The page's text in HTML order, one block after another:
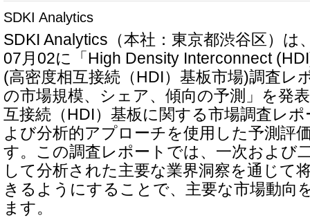
SDKI Analytics
SDKI Analytics（本社：東京都渋谷区）は
07月02に「High Density Interconnect
(高密度相互接続（HDI）基板市場)調査レ
の市場規模、シェア、傾向の予測」を発
互接続（HDI）基板に関する市場調査レ
よび分析的アプローチを使用した予測評
す。この調査レポートでは、一次および
して分析された主要な業界洞察を通じて
きるようにすることで、主要な市場動向
ます。